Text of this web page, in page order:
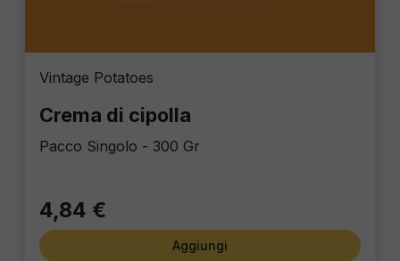
Vintage Potatoes
Crema di cipolla
Pacco Singolo - 300 Gr
4,84 €
Aggiungi